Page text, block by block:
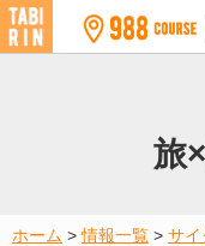
旅
ホーム >情報一覧 > サイ